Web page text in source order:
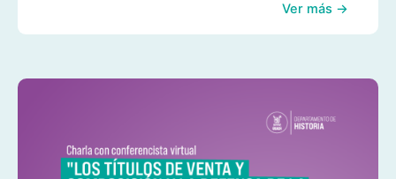
Ver más →